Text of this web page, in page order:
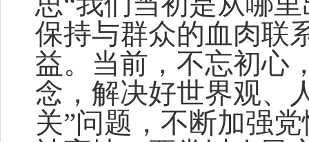
保持与群众的血肉联
益。当前，不忘初心
念，解决好世界观、
关”问题，不断加强